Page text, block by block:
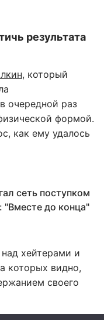
результата
, который
очередной раз
формой.
как ему удалось
сеть поступком
"Вместе до конца"
хейтерами и
которых видно,
своего